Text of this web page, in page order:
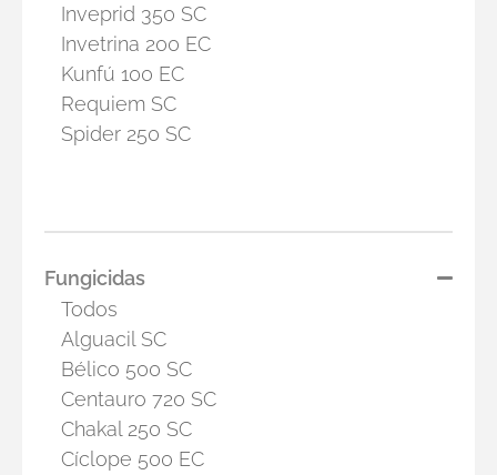
Inveprid 350 SC
Invetrina 200 EC
Kunfú 100 EC
Requiem SC
Spider 250 SC
Fungicidas
Todos
Alguacil SC
Bélico 500 SC
Centauro 720 SC
Chakal 250 SC
Cíclope 500 EC